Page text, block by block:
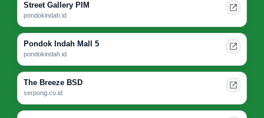
Street Gallery PIM
pondokindah.id
Pondok Indah Mall 5
pondokindah.id
The Breeze BSD
serpong.co.id